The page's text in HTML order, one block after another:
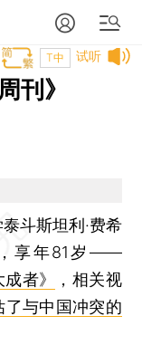
试听
T中
刊》
斗斯坦利·费希
享年81岁——
者》
，相关视
与中国冲突的